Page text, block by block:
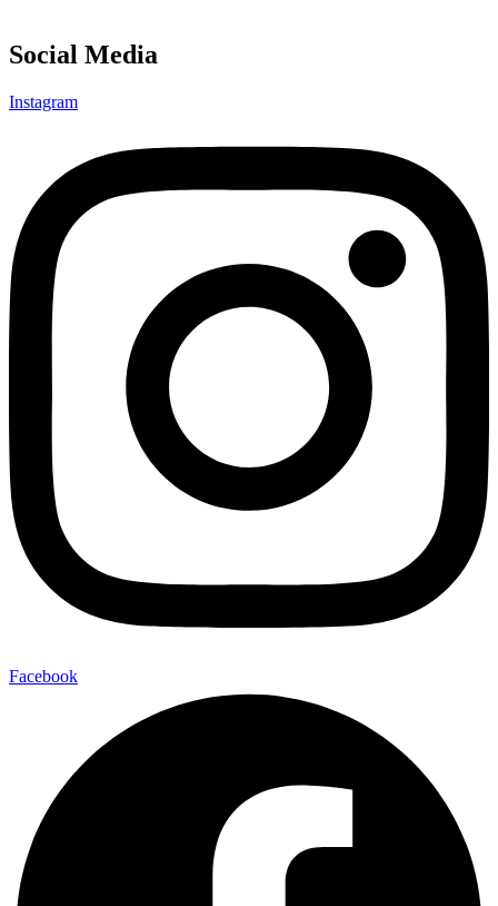
Social Media
Instagram
Facebook